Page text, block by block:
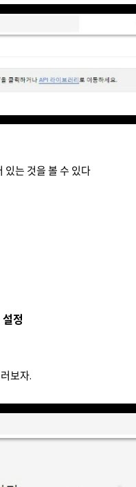
있는 것을 볼 수 있다
설정
보자.